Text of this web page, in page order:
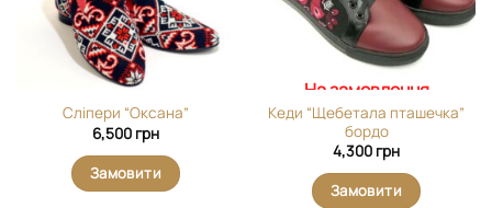
Сліпери “Оксана”
6,500 грн
Замовити
На замовлення
Кеди “Щебетала пташечка”
бордо
4,300 грн
Замовити